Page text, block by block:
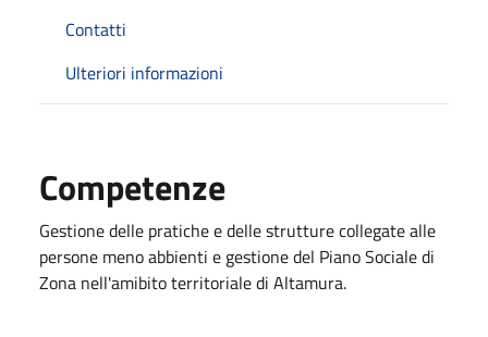
Contatti
Ulteriori informazioni
Competenze
Gestione delle pratiche e delle strutture collegate alle
persone meno abbienti e gestione del Piano Sociale di
Zona nell'amibito territoriale di Altamura.